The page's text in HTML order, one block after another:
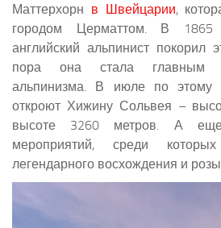
Маттерхорн в Швейцарии,
городом Церматтом. В 1865
английский альпинист покорил
пора она стала главным
альпинизма. В июле по этому
откроют Хижину Сольвея –
высоте 3260 метров. А еще
мероприятий, среди
легендарного восхождения и